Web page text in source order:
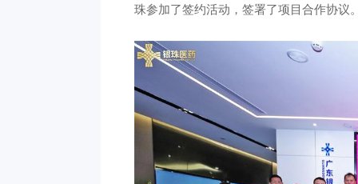
珠参加了签约活动，签署了项目合作协议